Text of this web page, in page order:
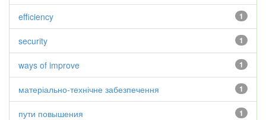
1
efficiency
1
security
1
ways of improve
1
матеріально-технічне забезпечення
1
пути повышения